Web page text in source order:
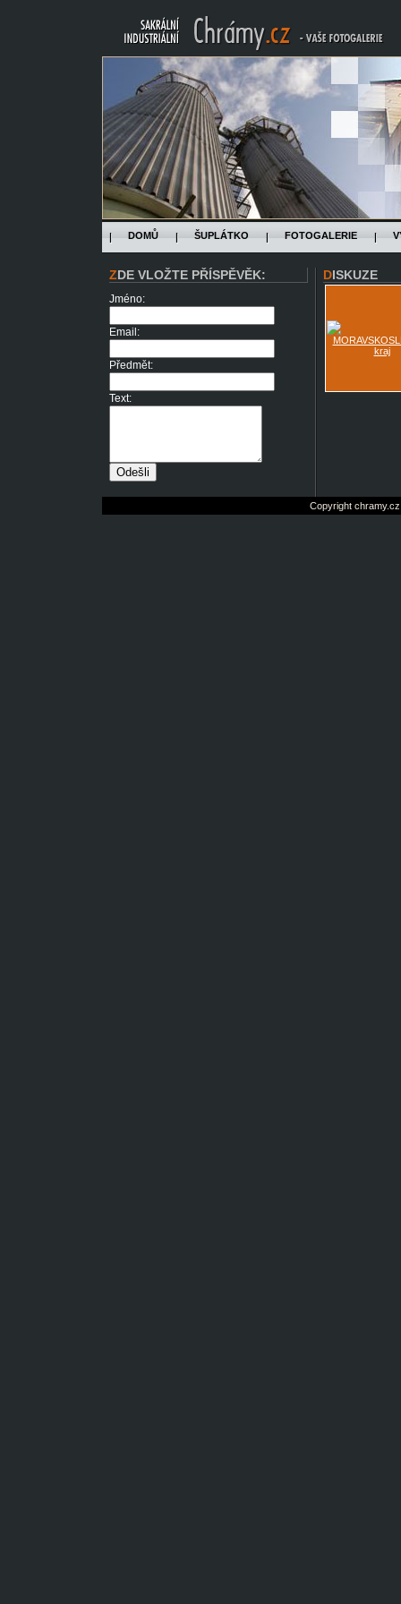
DOMŮ ŠUPLÁTKO FOTOGALERIE
ZDE VLOŽTE PŘÍSPĚVĚK:
Jméno:
Email:
Předmět:
Text:
DISKUZE
Copyright